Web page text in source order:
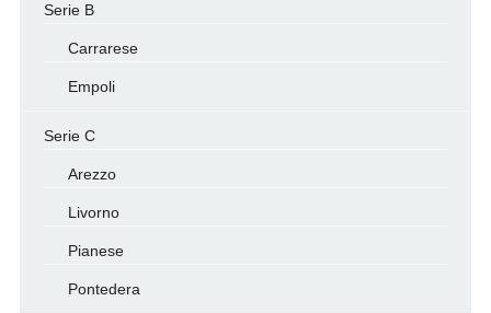
Serie B
Carrarese
Empoli
Serie C
Arezzo
Livorno
Pianese
Pontedera